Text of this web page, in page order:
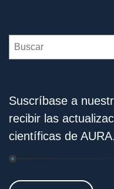
Search
Suscríbase a
recibir las
científicas de AURA.